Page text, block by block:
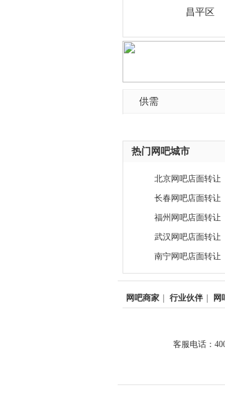
昌平区
供需
热门网吧城市
北京网吧店面转让
长春网吧店面转让
福州网吧店面转让
武汉网吧店面转让
南宁网吧店面转让
网吧商家 行业伙伴 网
客服电话：